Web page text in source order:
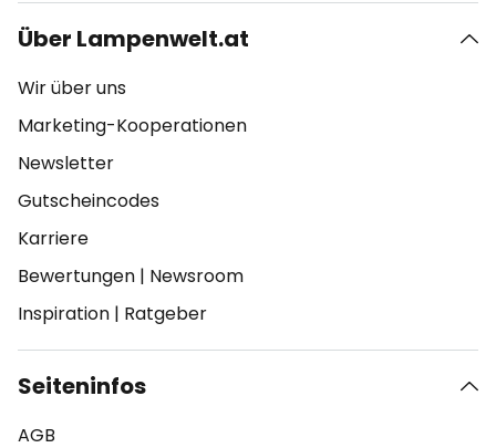
Über Lampenwelt.at
Wir über uns
Marketing-Kooperationen
Newsletter
Gutscheincodes
Karriere
Bewertungen | Newsroom
Inspiration | Ratgeber
Seiteninfos
AGB